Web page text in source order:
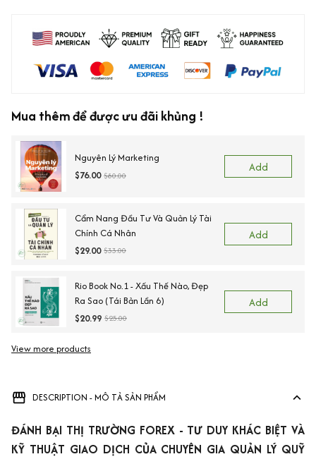
Mua thêm để được ưu đãi khủng !
Nguyên Lý Marketing
$76.00 $80.00
Add
Cẩm Nang Đầu Tư Và Quản Lý Tài
Chính Cá Nhân
$29.00 $33.00
Add
Rio Book No.1 - Xấu Thế Nào, Đẹp
Ra Sao (Tái Bản Lần 6)
$20.99 $25.00
Add
View more products
DESCRIPTION - MÔ TẢ SẢN PHẨM
ĐÁNH BẠI THỊ TRƯỜNG FOREX - TƯ DUY KHÁC BIỆT VÀ
KỸ THUẬT GIAO DỊCH CỦA CHUYÊN GIA QUẢN LÝ QUỸ